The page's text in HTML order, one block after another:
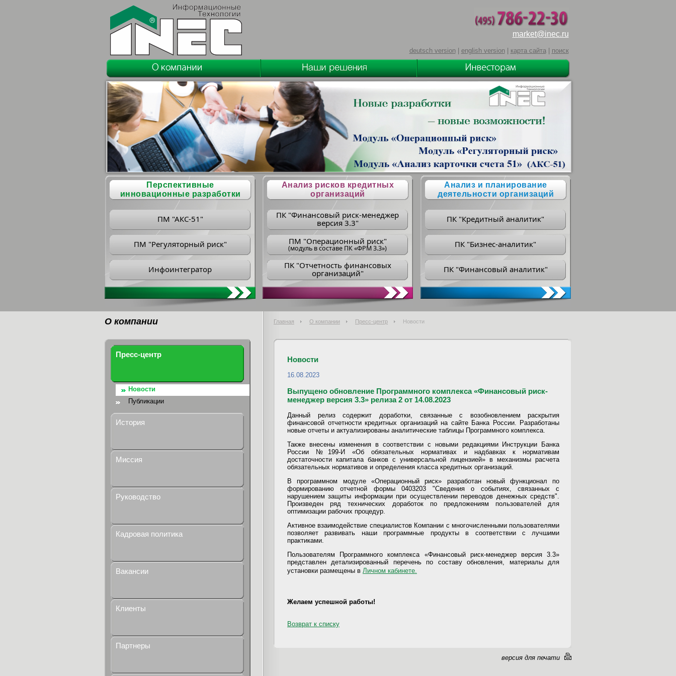
market@inec.ru
deutsch version| english version| карта сайта| поиск
Перспективные
инновационные разработки
ПМ "АКС-51"
ПМ "Регуляторный риск"
Инфоинтегратор
Анализ рисков кредитных
организаций
ПК "Финансовый риск-менеджер
версия 3.3"
ПM "Операционный риск"
(модуль в составе ПК «ФРМ 3.3»)
ПK "Отчетность финансовых
организаций"
Анализ и планирование
деятельности организаций
ПК "Кредитный аналитик"
ПК "Бизнес-аналитик"
ПК "Финансовый аналитик"
О компании Главная О компании Пресс-центр Новости
Пресс-центр
Новости
Публикации
История
Миссия
Руководство
Кадровая политика
Вакансии
Клиенты
Партнеры
Новости
16.08.2023
Выпущено обновление Программного комплекса «Финансовый риск-
менеджер версия 3.3» релиза 2 от 14.08.2023
Данный релиз содержит доработки, связанные с возобновлением раскрытия
финансовой отчетности кредитных организаций на сайте Банка России. Разработаны
новые отчеты и актуализированы аналитические таблицы Программного комплекса.
Также внесены изменения в соответствии с новыми редакциями Инструкции Банка
России №199-И «Об обязательных нормативах и надбавках к нормативам
достаточности капитала банков с универсальной лицензией» в механизмы расчета
обязательных нормативов и определения класса кредитных организаций.
В программном модуле «Операционный риск» разработан новый функционал по
формированию отчетной формы 0403203 "Сведения о событиях, связанных с
нарушением защиты информации при осуществлении переводов денежных средств".
Произведен ряд технических доработок по предложениям пользователей для
оптимизации рабочих процедур.
Активное взаимодействие специалистов Компании с многочисленными пользователями
позволяет развивать наши программные продукты в соответствии с лучшими
практиками.
Пользователям Программного комплекса «Финансовый риск-менеджер версия 3.3»
представлен детализированный перечень по составу обновления, материалы для
установки размещены в Личном кабинете.
Желаем успешной работы!
Возврат к списку
версия для печати